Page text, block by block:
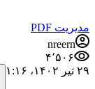
مدیریت PDF
nreern
۴٬۵۰۶
۲۹ تیر ۱۴۰۲،‏ ۱:۱۶